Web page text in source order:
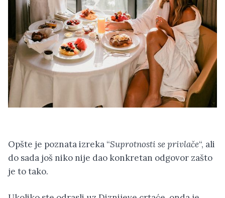
Opšte je poznata izreka “Suprotnosti se privlače“, ali
do sada još niko nije dao konkretan odgovor zašto
je to tako.